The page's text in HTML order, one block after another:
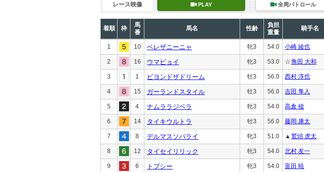
レース映像 PLAY 全周パトロール
着順 枠
馬
番
馬名 性齢
負担
重量
騎手名
1 10 ベレザニーニャ 牝3 54.0 小崎 綾也
2 16 ウマピョイ 牝3 53.0 ☆角田 大和
3 1 ビヨンドザドリーム 牡3 56.0 西村 淳也
4 15 ガーランドスタイル 牡3 56.0 吉田 隼人
5 4 ナムララジベラ 牝3 54.0 高倉 稜
6 14 タイキウルトラ 牡3 56.0 藤岡 康太
7 8 デルマスソバライ 牝3 51.0 ▲ 鷲頭 虎太
8 12 タイセイリリック 牝3 54.0 北村 友一
9 6 トプシー 牝3 54.0 富田 暁